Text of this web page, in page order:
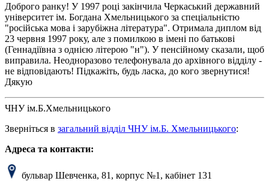
Доброго ранку! У 1997 році закінчила Черкаський державний
університет ім. Богдана Хмельницького за спеціальністю
"російська мова і зарубіжна література". Отримала диплом від
23 червня 1997 року, але з помилкою в імені по батькові
(Геннадіївна з однією літерою "н"). У пенсійному сказали, щоб
виправила. Неодноразово телефонувала до архівного відділу -
не відповідають! Підкажіть, будь ласка, до кого звернутися!
Дякую
ЧНУ ім.Б.Хмельницького
Зверніться в загальний відділ ЧНУ ім.Б. Хмельницького:
Адреса та контакти:
бульвар Шевченка, 81, корпус №1, кабінет 131